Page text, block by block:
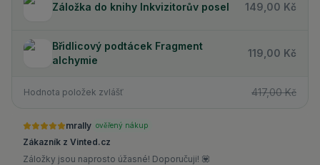
Záložka do knihy Inkvizitorův posel 149,00 Kč
Břidlicový podtácek Fragment
alchymie
119,00 Kč
Hodnota položek zvlášť 417,00 Kč
mrally ověřený nákup
Zákazník z Vinted.cz
Záložky jsou naprosto úžasné! Doporučuji! 💟